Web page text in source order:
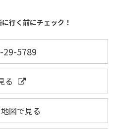
行く前にチェック！
29-5789
る
図で見る